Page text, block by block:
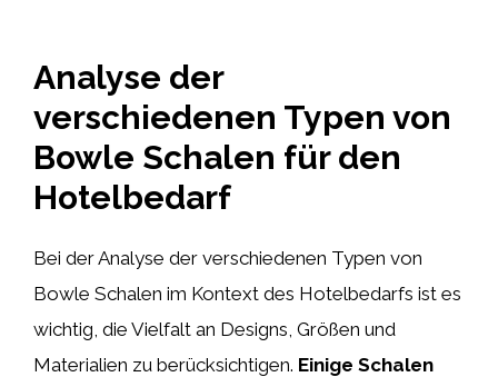
Analyse der
verschiedenen Typen von
Bowle Schalen für den
Hotelbedarf
Bei der Analyse der verschiedenen Typen von
Bowle Schalen im Kontext des Hotelbedarfs ist es
wichtig, die Vielfalt an Designs, Größen und
Materialien zu berücksichtigen. Einige Schalen